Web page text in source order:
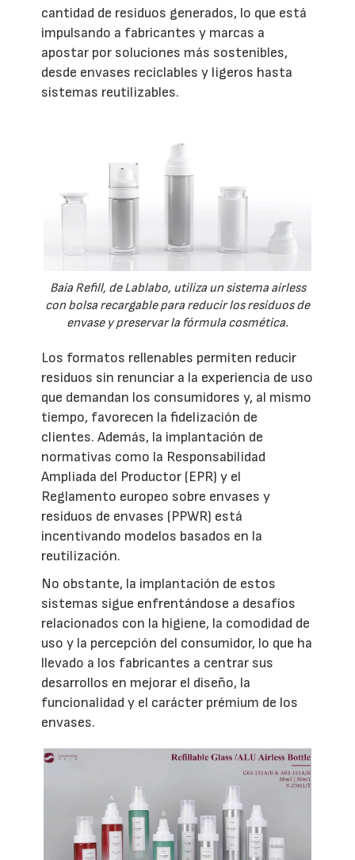
cantidad de residuos generados, lo que está
impulsando a fabricantes y marcas a
apostar por soluciones más sostenibles,
desde envases reciclables y ligeros hasta
sistemas reutilizables.
Baia Refill, de Lablabo, utiliza un sistema airless
con bolsa recargable para reducir los residuos de
envase y preservar la fórmula cosmética.
Los formatos rellenables permiten reducir
residuos sin renunciar a la experiencia de uso
que demandan los consumidores y, al mismo
tiempo, favorecen la fidelización de
clientes. Además, la implantación de
normativas como la Responsabilidad
Ampliada del Productor (EPR) y el
Reglamento europeo sobre envases y
residuos de envases (PPWR) está
incentivando modelos basados en la
reutilización.
No obstante, la implantación de estos
sistemas sigue enfrentándose a desafíos
relacionados con la higiene, la comodidad de
uso y la percepción del consumidor, lo que ha
llevado a los fabricantes a centrar sus
desarrollos en mejorar el diseño, la
funcionalidad y el carácter prémium de los
envases.